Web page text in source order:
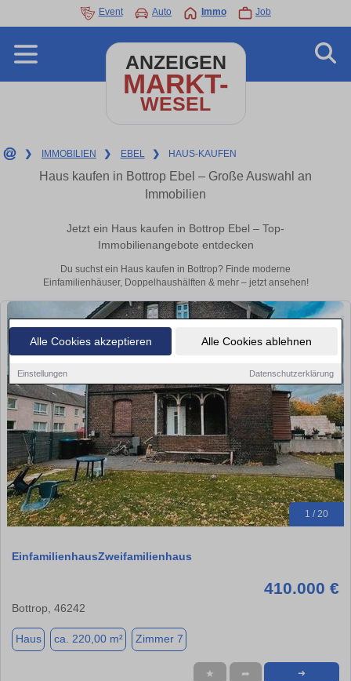
Alle Cookies akzeptieren Alle Cookies ablehnen
Einstellungen Datenschutzerklärung
Event Auto Immo Job
ANZEIGEN
MARKT-
WESEL
❯ IMMOBILIEN ❯ EBEL ❯ HAUS-KAUFEN
Haus kaufen in Bottrop Ebel – Große Auswahl an
Immobilien
Jetzt ein Haus kaufen in Bottrop Ebel – Top-
Immobilienangebote entdecken
Du suchst ein Haus kaufen in Bottrop? Finde moderne
Einfamilienhäuser, Doppelhaushälften & mehr – jetzt ansehen!
1 / 20
EinfamilienhausZweifamilienhaus
410.000 €
Bottrop, 46242
Haus ca. 220,00 m² Zimmer 7
★ ➦ ➜